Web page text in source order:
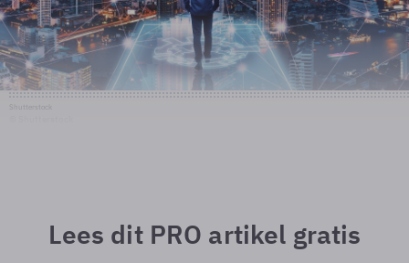
Lees dit PRO artikel gratis